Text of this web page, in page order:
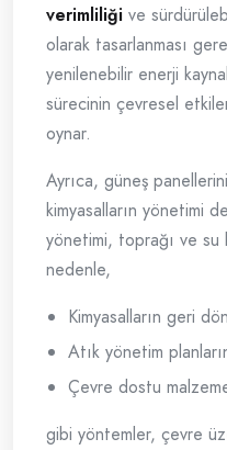
verimliliği ve
olarak tasarlanması
yenilenebilir enerji
sürecinin çevresel
oynar.
Ayrıca, güneş
kimyasalların yönetimi
yönetimi, toprağı ve su
nedenle,
Kimyasalların geri
Atık yönetim
Çevre dostu
gibi yöntemler, çevre